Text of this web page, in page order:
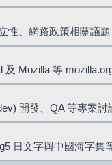
性、網路政策相關議題
及 Mozilla 等
開發、QA 等專案討
日文字與中國海字集